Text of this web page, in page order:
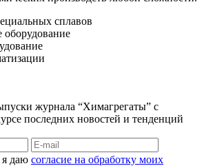
сплавов
оборудование
журнала “Химагрегаты” с
последних новостей и тенденций
даю согласие на обработку моих